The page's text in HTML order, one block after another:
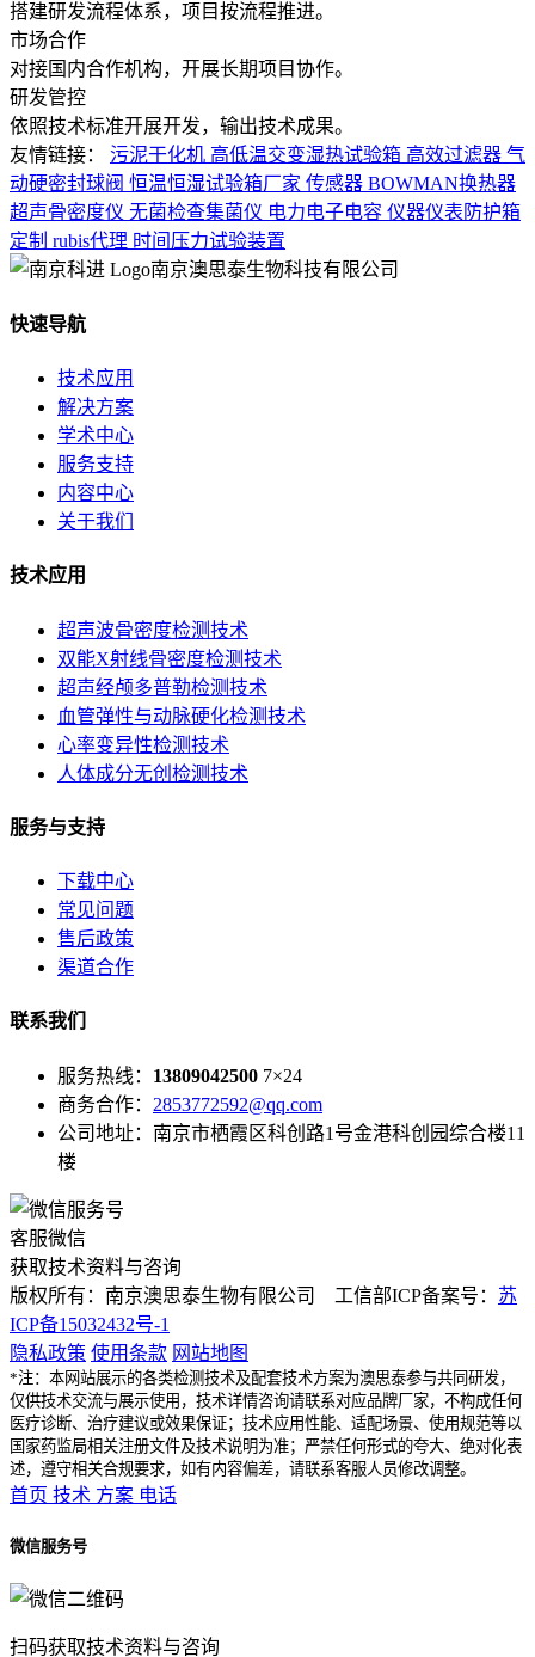
搭建研发流程体系，项目按流程推进。
市场合作
对接国内合作机构，开展长期项目协作。
研发管控
依照技术标准开展开发，输出技术成果。
友情链接：
污泥干化机 高低温交变湿热试验箱 高效过滤器 气
动硬密封球阀 恒温恒湿试验箱厂家 传感器 BOWMAN换热器
超声骨密度仪 无菌检查集菌仪 电力电子电容 仪器仪表防护箱
定制 rubis代理 时间压力试验装置
南京澳思泰生物科技有限公司
快速导航
技术应用
解决方案
学术中心
服务支持
内容中心
关于我们
技术应用
超声波骨密度检测技术
双能X射线骨密度检测技术
超声经颅多普勒检测技术
血管弹性与动脉硬化检测技术
心率变异性检测技术
人体成分无创检测技术
服务与支持
下载中心
常见问题
售后政策
渠道合作
联系我们
服务热线： 13809042500 7×24
商务合作： 2853772592@qq.com
公司地址：南京市栖霞区科创路1号金港科创园综合楼11
楼
客服微信
获取技术资料与咨询
版权所有：南京澳思泰生物有限公司 工信部ICP备案号： 苏
ICP备15032432号-1
隐私政策 使用条款 网站地图
*注：本网站展示的各类检测技术及配套技术方案为澳思泰参与共同研发，
仅供技术交流与展示使用，技术详情咨询请联系对应品牌厂家，不构成任何
医疗诊断、治疗建议或效果保证；技术应用性能、适配场景、使用规范等以
国家药监局相关注册文件及技术说明为准；严禁任何形式的夸大、绝对化表
述，遵守相关合规要求，如有内容偏差，请联系客服人员修改调整。
首页 技术 方案 电话
微信服务号
扫码获取技术资料与咨询